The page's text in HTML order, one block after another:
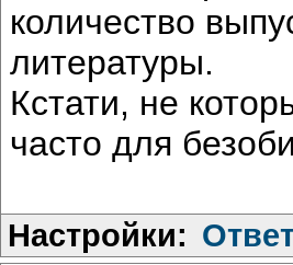
количество
литературы.
Кстати, не
часто для
Настройки: